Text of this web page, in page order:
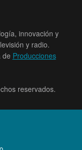
innovación y
y radio.
de Producciones
reservados.